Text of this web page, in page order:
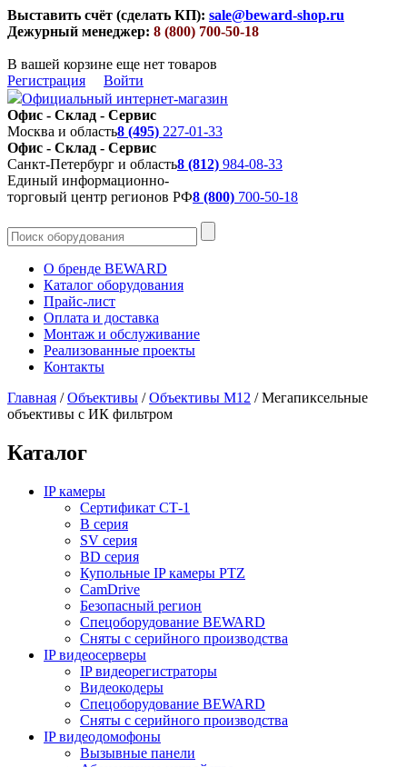
Выставить счёт (сделать КП): sale@beward-shop.ru
Дежурный менеджер: 8 (800) 700-50-18
В вашей корзине еще нет товаров
Регистрация
Войти
Официальный интернет-магазин
Офис - Склад - Сервис
Москва и область8 (495) 227-01-33
Офис - Склад - Сервис
Санкт-Петербург и область8 (812) 984-08-33
Единый информационно-
торговый центр регионов РФ8 (800) 700-50-18
О бренде BEWARD
Каталог оборудования
Прайс-лист
Оплата и доставка
Монтаж и обслуживание
Реализованные проекты
Контакты
Главная /Объективы /Объективы M12 /Мегапиксельные
объективы с ИК фильтром
Каталог
IP камеры
Сертификат СТ-1
B серия
SV серия
BD серия
Купольные IP камеры PTZ
CamDrive
Безопасный регион
Спецоборудование BEWARD
Сняты с серийного производства
IP видеосерверы
IP видеорегистраторы
Видеокодеры
Спецоборудование BEWARD
Сняты с серийного производства
IP видеодомофоны
Вызывные панели